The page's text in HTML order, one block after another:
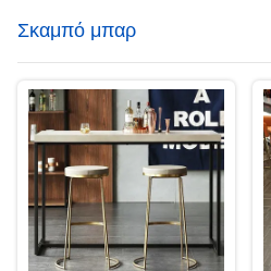
Σκαμπό μπαρ